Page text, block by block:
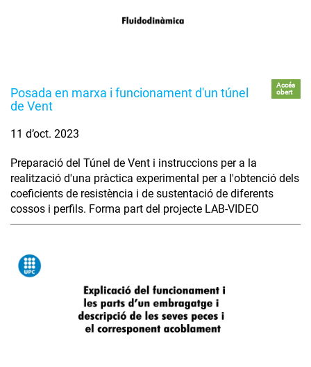
Posada en marxa i funcionament d'un túnel
de Vent
Accés
obert
11 d’oct. 2023
Preparació del Túnel de Vent i instruccions per a la
realització d'una pràctica experimental per a l'obtenció dels
coeficients de resistència i de sustentació de diferents
cossos i perfils. Forma part del projecte LAB-VIDEO